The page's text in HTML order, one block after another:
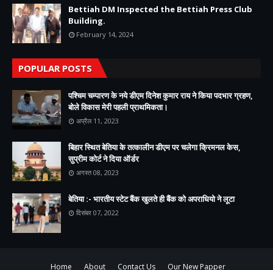
Bettiah DM Inspected the Bettiah Press Club
Building.
February 14, 2024
POPULAR POSTS
पश्चिम चम्पारण के नये डीएम दिनेश कुमार राय ने किया पदभार ग्रहण,
बोले विकास मेरी पहली प्राथमिकता।
अप्रैल 11, 2023
बिहार स्थित बेतिया के तत्कालीन डीएम पर चलेगा क्रिमनल केस,
सुप्रीम कोर्ट ने दिया ऑर्डर
अगस्त 08, 2023
बेतिया :- भारतीय स्टेट बैंक खुलते ही बैंक को अपराधियो ने लूटा
दिसंबर 07, 2022
Home About Contact Us Our New Papper